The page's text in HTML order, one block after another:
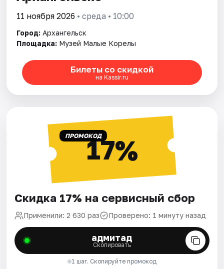
11 ноября 2026 • среда • 10:00
Город: Архангельск
Площадка: Музей Малые Корелы
Билеты со скидкой
на Kassir.ru
ПРОМОКОД17%
Скидка 17% на сервисный сбор
Применили: 2 630 раз Проверено: 1 минуту назад
адмитад
Скопировать
1 шаг. Скопируйте промокод